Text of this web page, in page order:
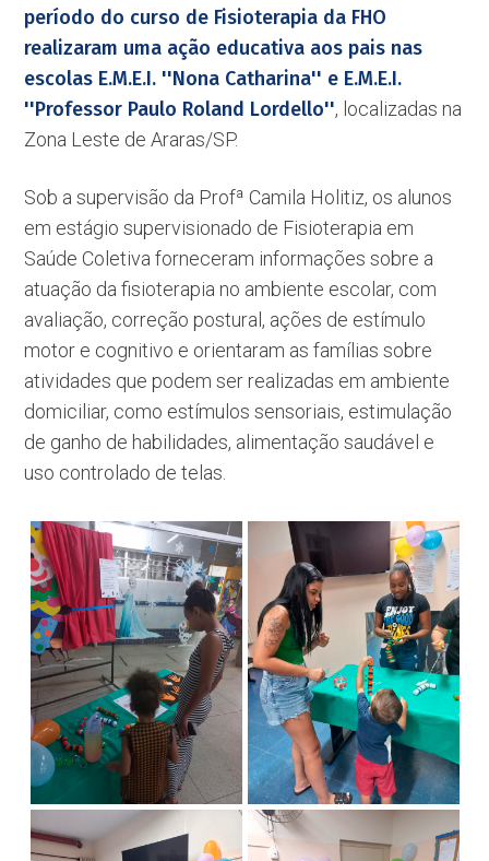
período do curso de Fisioterapia da FHO
realizaram uma ação educativa aos pais nas
escolas E.M.E.I. ''Nona Catharina'' e E.M.E.I.
''Professor Paulo Roland Lordello'', localizadas na
Zona Leste de Araras/SP.
Sob a supervisão da Profª Camila Holitiz, os alunos
em estágio supervisionado de Fisioterapia em
Saúde Coletiva forneceram informações sobre a
atuação da fisioterapia no ambiente escolar, com
avaliação, correção postural, ações de estímulo
motor e cognitivo e orientaram as famílias sobre
atividades que podem ser realizadas em ambiente
domiciliar, como estímulos sensoriais, estimulação
de ganho de habilidades, alimentação saudável e
uso controlado de telas.